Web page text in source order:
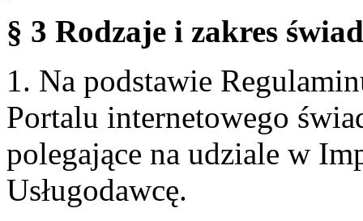
§ 3 Rodzaje i zakres
1. Na podstawie
Portalu internetowego
polegające na udziale w
Usługodawcę.